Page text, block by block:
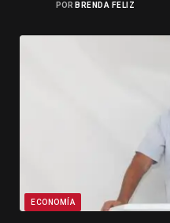
POR BRENDA FELIZ
ECONOMÍA